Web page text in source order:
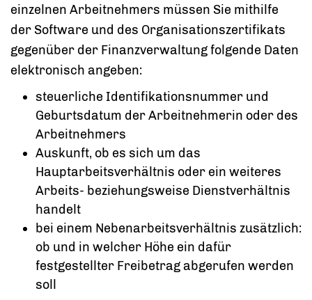
einzelnen Arbeitnehmers müssen Sie mithilfe
der Software und des Organisationszertifikats
gegenüber der Finanzverwaltung folgende Daten
elektronisch angeben:
steuerliche Identifikationsnummer und
Geburtsdatum der Arbeitnehmerin oder des
Arbeitnehmers
Auskunft, ob es sich um das
Hauptarbeitsverhältnis oder ein weiteres
Arbeits- beziehungsweise Dienstverhältnis
handelt
bei einem Nebenarbeitsverhältnis zusätzlich:
ob und in welcher Höhe ein dafür
festgestellter Freibetrag abgerufen werden
soll